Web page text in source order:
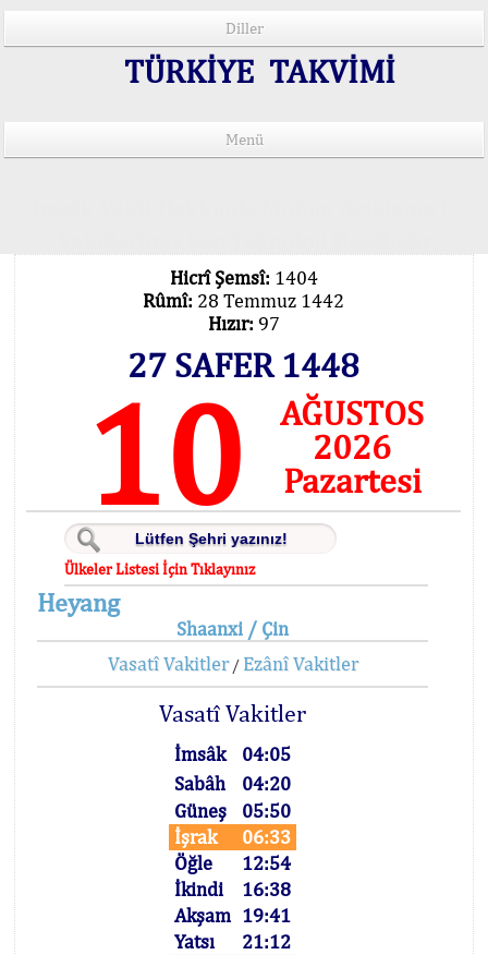
Diller
TÜRKİYE TAKVİMİ
Menü
Hicrî Şemsî: 1404
Rûmî: 28 Temmuz 1442
Hızır: 97
27 SAFER 1448
10
AĞUSTOS
2026
Pazartesi
Ülkeler Listesi İçin Tıklayınız
Heyang
Shaanxi / Çin
Vasatî Vakitler/ Ezânî Vakitler
Vasatî Vakitler
İmsâk
04:05
Sabâh
04:20
Güneş
05:50
İşrak
06:33
Öğle
12:54
İkindi
16:38
Akşam 19:41
Yatsı
21:12